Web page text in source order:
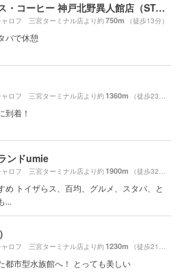
スターバックス・コーヒー 神戸北野異人館店（STARBUCKS COFFEE）
ャロフ 三宮ターミナル店より約750m （徒歩13分）
バで休憩
ャロフ 三宮ターミナル店より約1360m （徒歩23分）
到着！
ンドumie
ャロフ 三宮ターミナル店より約1900m （徒歩32分）
め トイザらス、百均、グルメ、スタバ、と
...
ャロフ 三宮ターミナル店より約1230m （徒歩21分）
都市型水族館へ！ とっても美しい